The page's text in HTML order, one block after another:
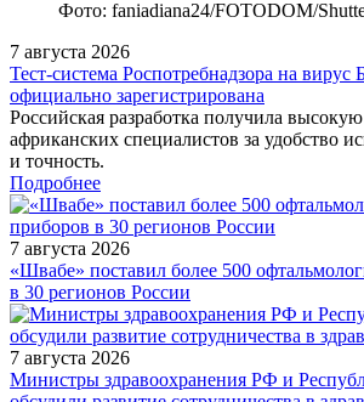
Фото: faniadiana24/FOTODOM/
7 августа 2026
Тест‑система Роспотребнадзора на
официально зарегистрирована
Российская разработка получила
африканских специалистов за удобство
и точность.
Подробнее
7 августа 2026
«Швабе» поставил более 500
в 30 регионов России
7 августа 2026
Министры здравоохранения РФ и